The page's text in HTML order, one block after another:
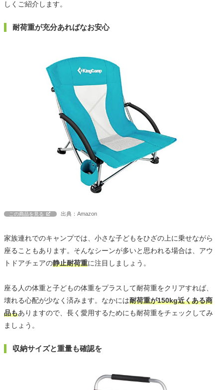
しくご紹介します。
耐荷重が充分あればなお安心
この商品を見る 出典：Amazon
家族連れでのキャンプでは、小さな子どもをひざの上に乗せながら
座ることもあります。そんなシーンが多いと思われる場合は、アウ
トドアチェアの静止耐荷重に注目しましょう。
座る人の体重と子どもの体重をプラスして耐荷重をクリアすれば、
壊れる心配が少なく済みます。なかには耐荷重が150kg近くある商
品もありますので、長く愛用するためにも耐荷重をチェックしてみ
ましょう。
収納サイズと重量も確認を